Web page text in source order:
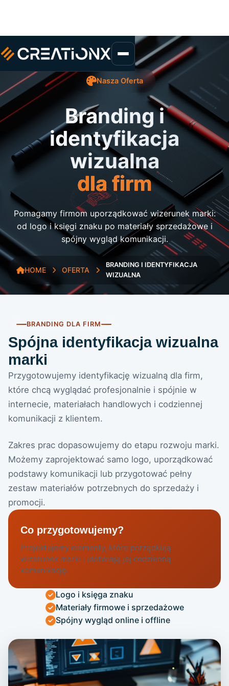
Nasza Oferta
Branding i
identyfikacja
wizualna
dla firm
Pomagamy firmom uporządkować wizerunek marki:
od logo i księgi znaku po materiały sprzedażowe i
spójny wygląd komunikacji.
HOME OFERTA
BRANDING I IDENTYFIKACJA
WIZUALNA
BRANDING DLA FIRM
Spójna identyfikacja wizualna
marki
Przygotowujemy identyfikację wizualną dla firm,
które chcą wyglądać profesjonalnie i spójnie w
internecie, materiałach handlowych i codziennej
komunikacji z klientem.
Zakres prac dopasowujemy do etapu rozwoju marki.
Możemy zaprojektować samo logo, uporządkować
podstawy komunikacji lub przygotować pełny
zestaw materiałów potrzebnych do sprzedaży i
promocji.
Co przygotowujemy?
Projektujemy elementy, które porządkują
wizerunek marki i ułatwiają jej codzienną
komunikację.
Logo i księga znaku
Materiały firmowe i sprzedażowe
Spójny wygląd online i offline